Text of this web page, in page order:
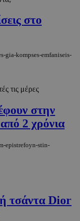
στο
gia-kompses-emfaniseis-
τις μέρες
στην
2 χρόνια
epistrefoyn-stin-
τσάντα Dior